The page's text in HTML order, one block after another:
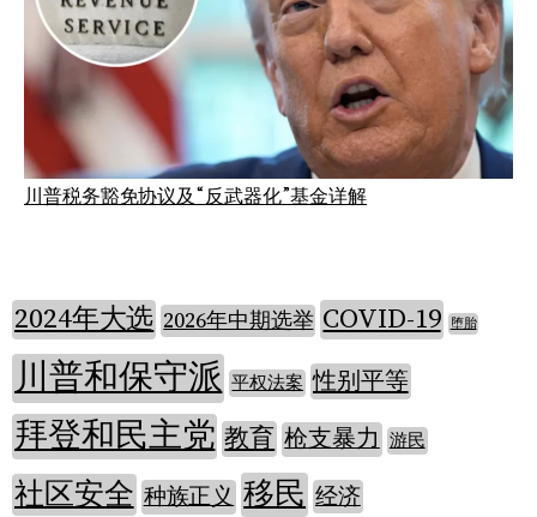
川普税务豁免协议及“反武器化”基金详解
2024年大选 2026年中期选举 COVID-19 堕胎
川普和保守派 平权法案 性别平等
拜登和民主党 教育 枪支暴力 游民
社区安全 种族正义 移民 经济